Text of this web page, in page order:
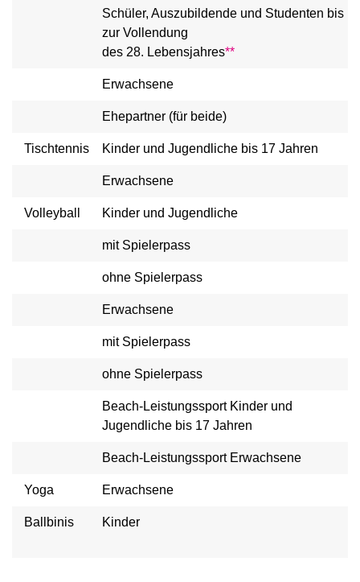
Schüler, Auszubildende und Studenten bis
zur Vollendung
des 28. Lebensjahres**
Erwachsene
Ehepartner (für beide)
Tischtennis Kinder und Jugendliche bis 17 Jahren
Erwachsene
Volleyball Kinder und Jugendliche
mit Spielerpass
ohne Spielerpass
Erwachsene
mit Spielerpass
ohne Spielerpass
Beach-Leistungssport Kinder und
Jugendliche bis 17 Jahren
Beach-Leistungssport Erwachsene
Yoga Erwachsene
Ballbinis Kinder